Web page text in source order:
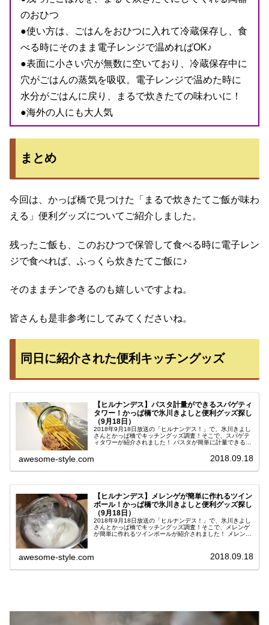
のおひつ
●使い方は、ごはんをおひつに入れて冷蔵保存し、食
べる時にそのまま電子レンジで温めればOK♪
●表面に小さい穴が無数に空いており、冷蔵保存中に
穴がごはんの蒸気を吸収。電子レンジで温めた時に
水分がごはんに戻り、まるで炊きたての味わいに！
●海外の人にも大人気
まとめ
今回は、かっぱ橋で見つけた「まるで炊きたてご飯が味わ
える」便利グッズについてご紹介しました。
残ったご飯も、このおひつで保管して食べる時に電子レン
ジで食べれば、ふっくら炊きたてご飯に♪
そのままチンできるのも嬉しいですよね。
皆さんも是非参考にしてみてくださいね。
同日に紹介された便利キッチングッズ
【ヒルナンデス】パスタ計量ができるスパゲティ
タワー！かっぱ橋で氷川きよしと便利グッズ探し
（9月18日）
2018年9月18日放送の「ヒルナンデス！」で、氷川きよし
さんとかっぱ橋でキッチングッズ調査！そこで、スパゲテ
ィタワーが紹介されました！ パスタが簡単に計量できる便
awesome-style.com 2018.09.18
【ヒルナンデス】メレンゲが簡単に作れるツイン
ボール！かっぱ橋で氷川きよしと便利グッズ探し
（9月18日）
2018年9月18日放送の「ヒルナンデス！」で、氷川きよし
さんとかっぱ橋でキッチングッズ調査！そこで、メレンゲ
が簡単に作れるツインボールが紹介されました！ メレンゲ
awesome-style.com 2018.09.18